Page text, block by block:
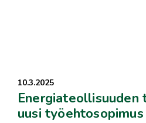
10.3.2025
uusi työehtosopimus